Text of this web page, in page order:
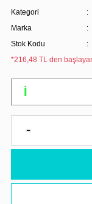
Kategori
Marka
Stok Kodu
*216,48 TL den